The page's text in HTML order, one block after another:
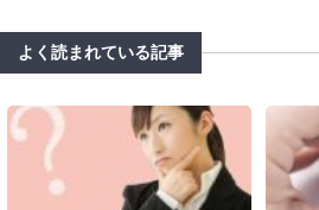
よく読まれている記事